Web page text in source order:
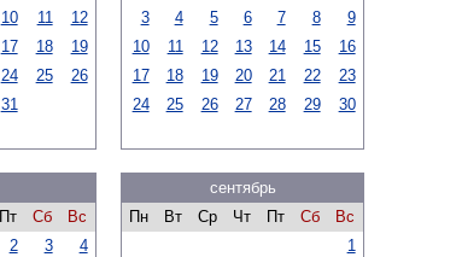
10 11
12
17 18
19
24 25
26
31
3
4 5 6 7 8
9
10
11 12 13 14 15
16
17
18 19 20 21 22
23
24
25 26 27 28 29 30
Пт Сб
Вс
2 3
4
сентябрь
Пн
Вт Ср Чт Пт Сб
Вс
1